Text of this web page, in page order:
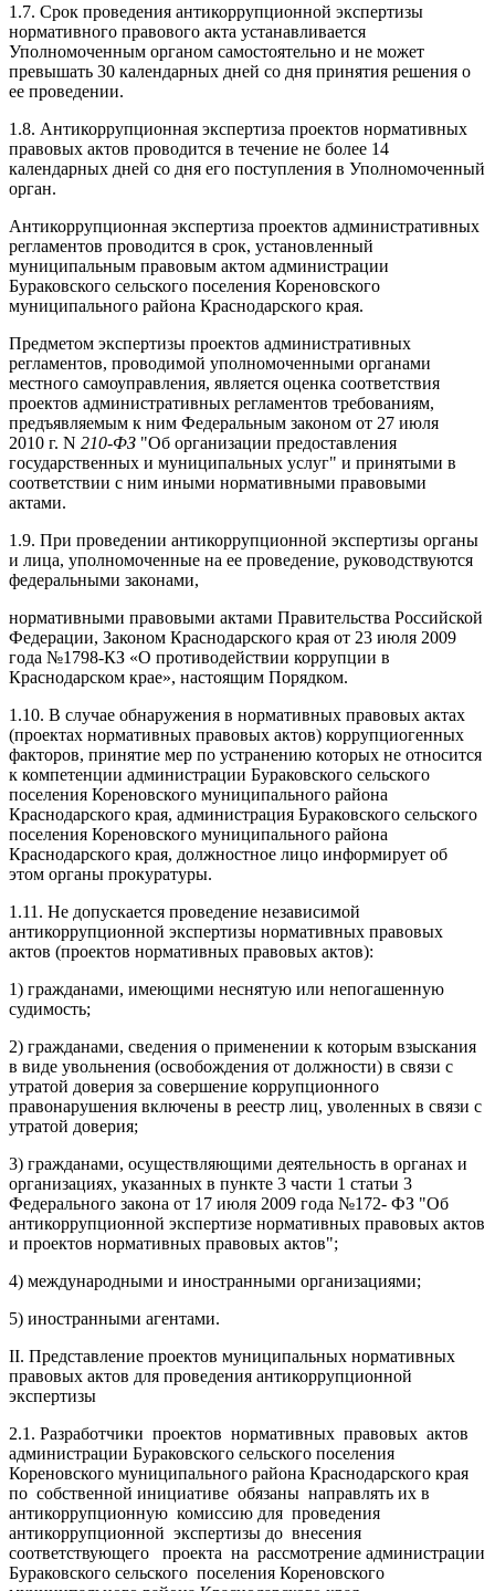
1.7. Срок проведения антикоррупционной экспертизы
нормативного правового акта устанавливается
Уполномоченным органом самостоятельно и не может
превышать 30 календарных дней со дня принятия решения о
ее проведении.
1.8. Антикоррупционная экспертиза проектов нормативных
правовых актов проводится в течение не более 14
календарных дней со дня его поступления в Уполномоченный
орган.
Антикоррупционная экспертиза проектов административных
регламентов проводится в срок, установленный
муниципальным правовым актом администрации
Бураковского сельского поселения Кореновского
муниципального района Краснодарского края.
Предметом экспертизы проектов административных
регламентов, проводимой уполномоченными органами
местного самоуправления, является оценка соответствия
проектов административных регламентов требованиям,
предъявляемым к ним Федеральным законом от 27 июля
2010 г. N 210-ФЗ "Об организации предоставления
государственных и муниципальных услуг" и принятыми в
соответствии с ним иными нормативными правовыми
актами.
1.9. При проведении антикоррупционной экспертизы органы
и лица, уполномоченные на ее проведение, руководствуются
федеральными законами,
нормативными правовыми актами Правительства Российской
Федерации, Законом Краснодарского края от 23 июля 2009
года №1798-КЗ «О противодействии коррупции в
Краснодарском крае», настоящим Порядком.
1.10. В случае обнаружения в нормативных правовых актах
(проектах нормативных правовых актов) коррупциогенных
факторов, принятие мер по устранению которых не относится
к компетенции администрации Бураковского сельского
поселения Кореновского муниципального района
Краснодарского края, администрация Бураковского сельского
поселения Кореновского муниципального района
Краснодарского края, должностное лицо информирует об
этом органы прокуратуры.
1.11. Не допускается проведение независимой
антикоррупционной экспертизы нормативных правовых
актов (проектов нормативных правовых актов):
1) гражданами, имеющими неснятую или непогашенную
судимость;
2) гражданами, сведения о применении к которым взыскания
в виде увольнения (освобождения от должности) в связи с
утратой доверия за совершение коррупционного
правонарушения включены в реестр лиц, уволенных в связи с
утратой доверия;
3) гражданами, осуществляющими деятельность в органах и
организациях, указанных в пункте 3 части 1 статьи 3
Федерального закона от 17 июля 2009 года №172- ФЗ "Об
антикоррупционной экспертизе нормативных правовых актов
и проектов нормативных правовых актов";
4) международными и иностранными организациями;
5) иностранными агентами.
II. Представление проектов муниципальных нормативных
правовых актов для проведения антикоррупционной
экспертизы
2.1. Разработчики проектов нормативных правовых актов
администрации Бураковского сельского поселения
Кореновского муниципального района Краснодарского края
по собственной инициативе обязаны направлять их в
антикоррупционную комиссию для проведения
антикоррупционной экспертизы до внесения
соответствующего проекта на рассмотрение администрации
Бураковского сельского поселения Кореновского